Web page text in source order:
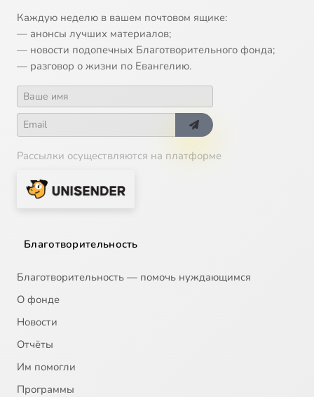
Каждую неделю в вашем почтовом ящике:
— анонсы лучших материалов;
— новости подопечных Благотворительного фонда;
— разговор о жизни по Евангелию.
Рассылки осуществляются на платформе
Благотворительность
Благотворительность — помочь нуждающимся
О фонде
Новости
Отчёты
Им помогли
Программы